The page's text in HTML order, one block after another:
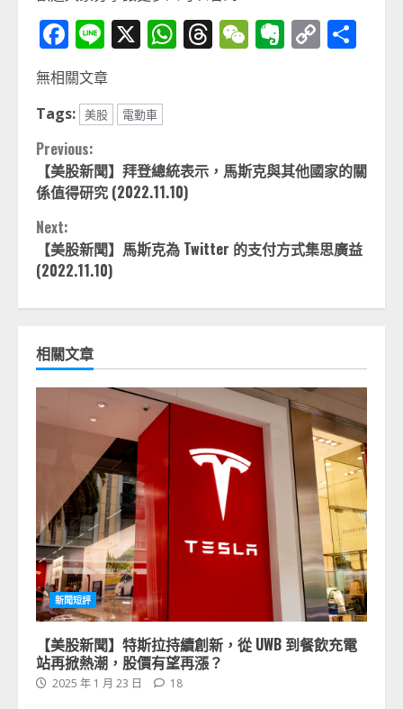
Facebook
Line
X WhatsApp
Threads
WeChat
Evernote
Copy
無相關文章
Tags: 美股 電動車
Continue
Reading
Previous:
【美股新聞】拜登總統表示，馬斯克與其他國家的關
係值得研究 (2022.11.10)
Next:
【美股新聞】馬斯克為 Twitter 的支付方式集思廣益
(2022.11.10)
相關文章
新聞短評
【美股新聞】特斯拉持續創新，從 UWB 到餐飲充電
站再掀熱潮，股價有望再漲？
2025 年 1 月 23 日 18